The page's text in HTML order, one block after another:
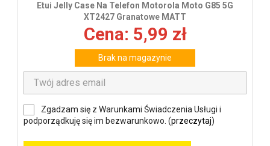
Etui Jelly Case Na Telefon Motorola Moto G85 5G
XT2427 Granatowe MATT
Cena: 5,99 zł
Brak na magazynie
Zgadzam się z Warunkami Świadczenia Usługi i
podporządkuję się im bezwarunkowo. (przeczytaj)